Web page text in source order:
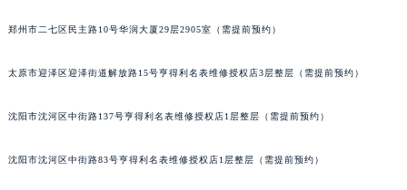
郑州市二七区民主路10号华润大厦29层2905室（需提前预约）
太原市迎泽区迎泽街道解放路15号亨得利名表维修授权店3层整层（需提前预约）
沈阳市沈河区中街路137号亨得利名表维修授权店1层整层（需提前预约）
沈阳市沈河区中街路83号亨得利名表维修授权店1层整层（需提前预约）